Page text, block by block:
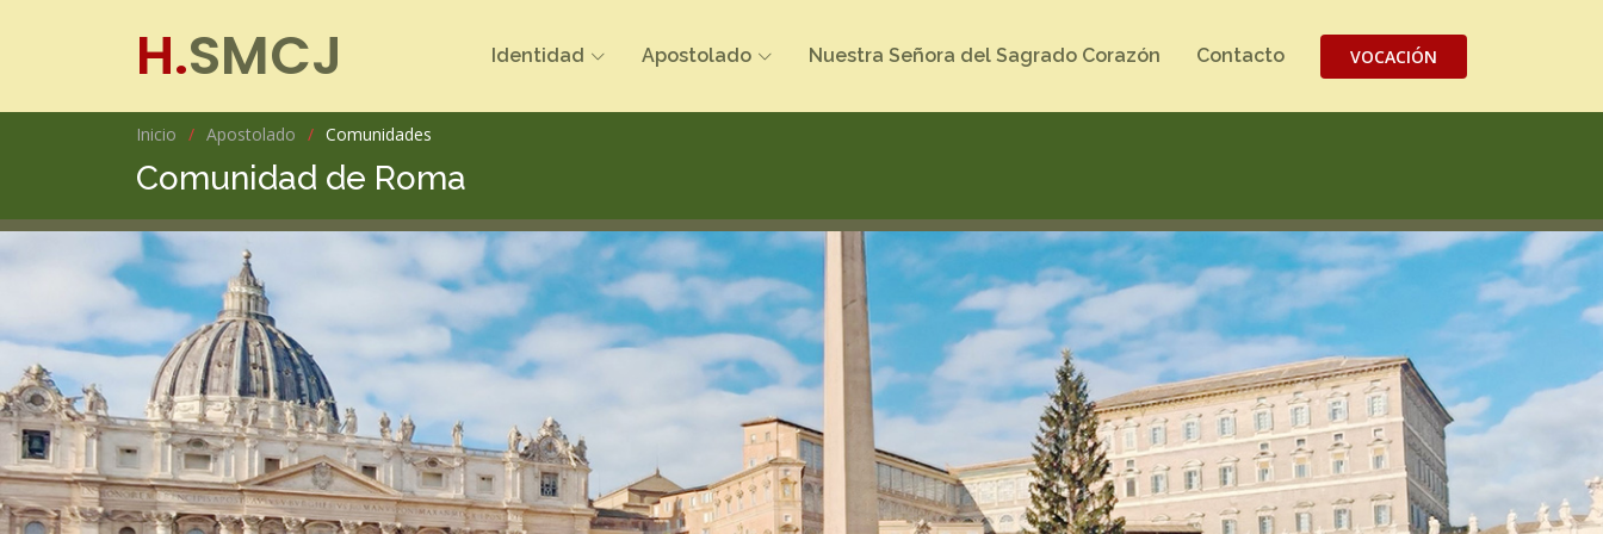
H.SMCJ Identidad Apostolado Nuestra Señora del Sagrado Corazón Contacto VOCACIÓN
Inicio Apostolado Comunidades
Comunidad de Roma